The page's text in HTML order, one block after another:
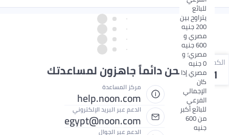
للبائع
يتراوح بين
200 جنيه
مصري و
600 جنيه
مصري؛ و
0 جنيه
مصري إذا
كان
الإجمالي
الفرعي
للبائع أكبر
من 600
جنيه
الكمية
1 نحن دائماً جاهزون لمساعدتك
مركز المساعدة
help.noon.com
الدعم عبر البريد الإلكتروني
egypt@noon.com
الدعم عبر الجوال